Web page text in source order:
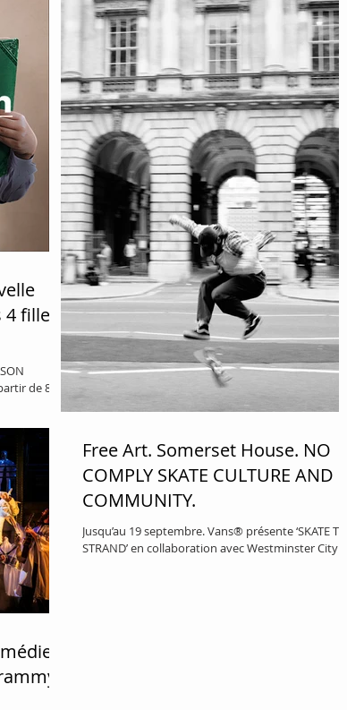
filles
de 8
Free Art. Somerset House. NO
COMPLY SKATE CULTURE AND
COMMUNITY.
Jusqu’au 19 septembre. Vans® présente ‘SKATE THE
STRAND’ en collaboration avec Westminster City